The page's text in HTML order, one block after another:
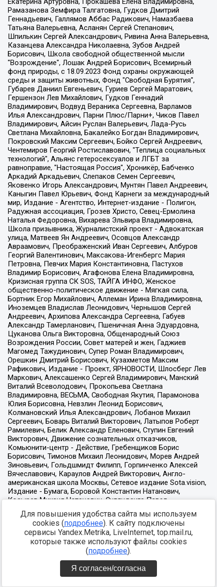
Для повышения удобства сайта мы используем
cookies (подробнее). К сайту подключены
сервисы Yandex.Metrika, LiveInternet, top.mail.ru,
которые также используют файлы cookies
(подробнее).
Я согласен/согласна